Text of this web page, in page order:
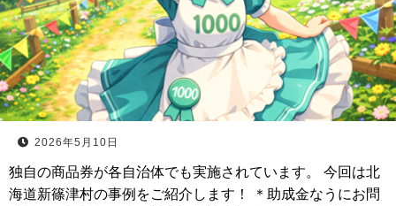
2026年5月10日
独自の商品券が各自治体でも実施されています。 今回は北
海道新篠津村の事例をご紹介します！ ＊助成金なうにお問